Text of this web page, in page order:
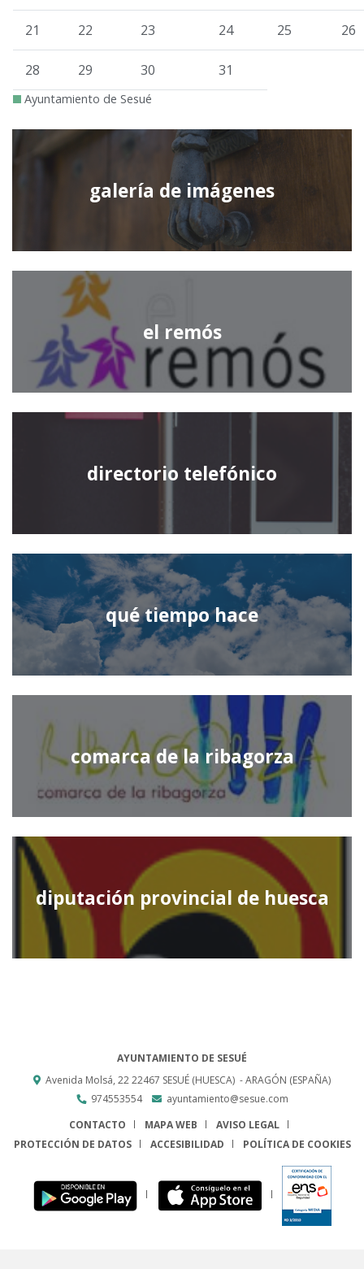
21 22 23 24 25 26
28 29 30 31
Ayuntamiento de Sesué
galería de imágenes
el remós
directorio telefónico
qué tiempo hace
comarca de la ribagorza
diputación provincial de huesca
AYUNTAMIENTO DE SESUÉ
Avenida Molsá, 2222467 SESUÉ (HUESCA) - ARAGÓN (ESPAÑA)
974553554
ayuntamiento@sesue.com
CONTACTO
MAPA WEB
AVISO LEGAL
PROTECCIÓN DE DATOS
ACCESIBILIDAD POLÍTICA DE COOKIES